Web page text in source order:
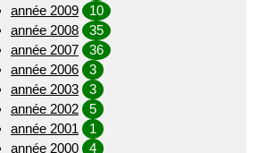
année 2009
10
année 2008
35
année 2007
36
année 2006
3
année 2003
3
année 2002
5
année 2001
1
année 2000
4